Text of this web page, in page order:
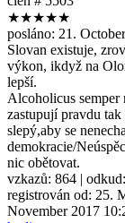
★★★★★
posláno: 21.
Slovan existuje,
výkon, ikdyž na
lepší.
Alcoholicus
zastupují pravdu
slepý,aby se
demokracie/
nic obětovat.
vzkazů: 864 | odkud:
registrován od: 25.
November 2017